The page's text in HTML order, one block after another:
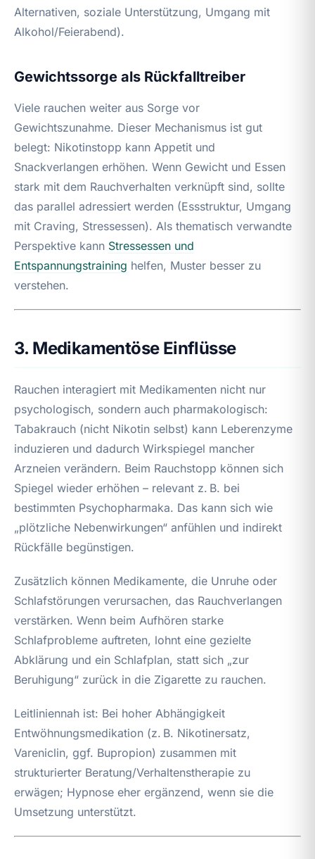
Alternativen, soziale Unterstützung, Umgang mit
Alkohol/Feierabend).
Gewichtssorge als Rückfalltreiber
Viele rauchen weiter aus Sorge vor
Gewichtszunahme. Dieser Mechanismus ist gut
belegt: Nikotinstopp kann Appetit und
Snackverlangen erhöhen. Wenn Gewicht und Essen
stark mit dem Rauchverhalten verknüpft sind, sollte
das parallel adressiert werden (Essstruktur, Umgang
mit Craving, Stressessen). Als thematisch verwandte
Perspektive kann Stressessen und
Entspannungstraining helfen, Muster besser zu
verstehen.
3. Medikamentöse Einflüsse
Rauchen interagiert mit Medikamenten nicht nur
psychologisch, sondern auch pharmakologisch:
Tabakrauch (nicht Nikotin selbst) kann Leberenzyme
induzieren und dadurch Wirkspiegel mancher
Arzneien verändern. Beim Rauchstopp können sich
Spiegel wieder erhöhen – relevant z. B. bei
bestimmten Psychopharmaka. Das kann sich wie
„plötzliche Nebenwirkungen“ anfühlen und indirekt
Rückfälle begünstigen.
Zusätzlich können Medikamente, die Unruhe oder
Schlafstörungen verursachen, das Rauchverlangen
verstärken. Wenn beim Aufhören starke
Schlafprobleme auftreten, lohnt eine gezielte
Abklärung und ein Schlafplan, statt sich „zur
Beruhigung“ zurück in die Zigarette zu rauchen.
Leitliniennah ist: Bei hoher Abhängigkeit
Entwöhnungsmedikation (z. B. Nikotinersatz,
Vareniclin, ggf. Bupropion) zusammen mit
strukturierter Beratung/Verhaltenstherapie zu
erwägen; Hypnose eher ergänzend, wenn sie die
Umsetzung unterstützt.